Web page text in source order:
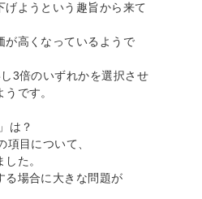
ようという趣旨から来て
が高くなっているようで
3倍のいずれかを選択させ
です。
は？
目について、
た。
る場合に大きな問題が